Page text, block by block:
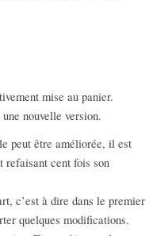
mise au panier.
nouvelle version.
peut être améliorée, il est
refaisant cent fois son
c’est à dire dans le premier
quelques modifications.